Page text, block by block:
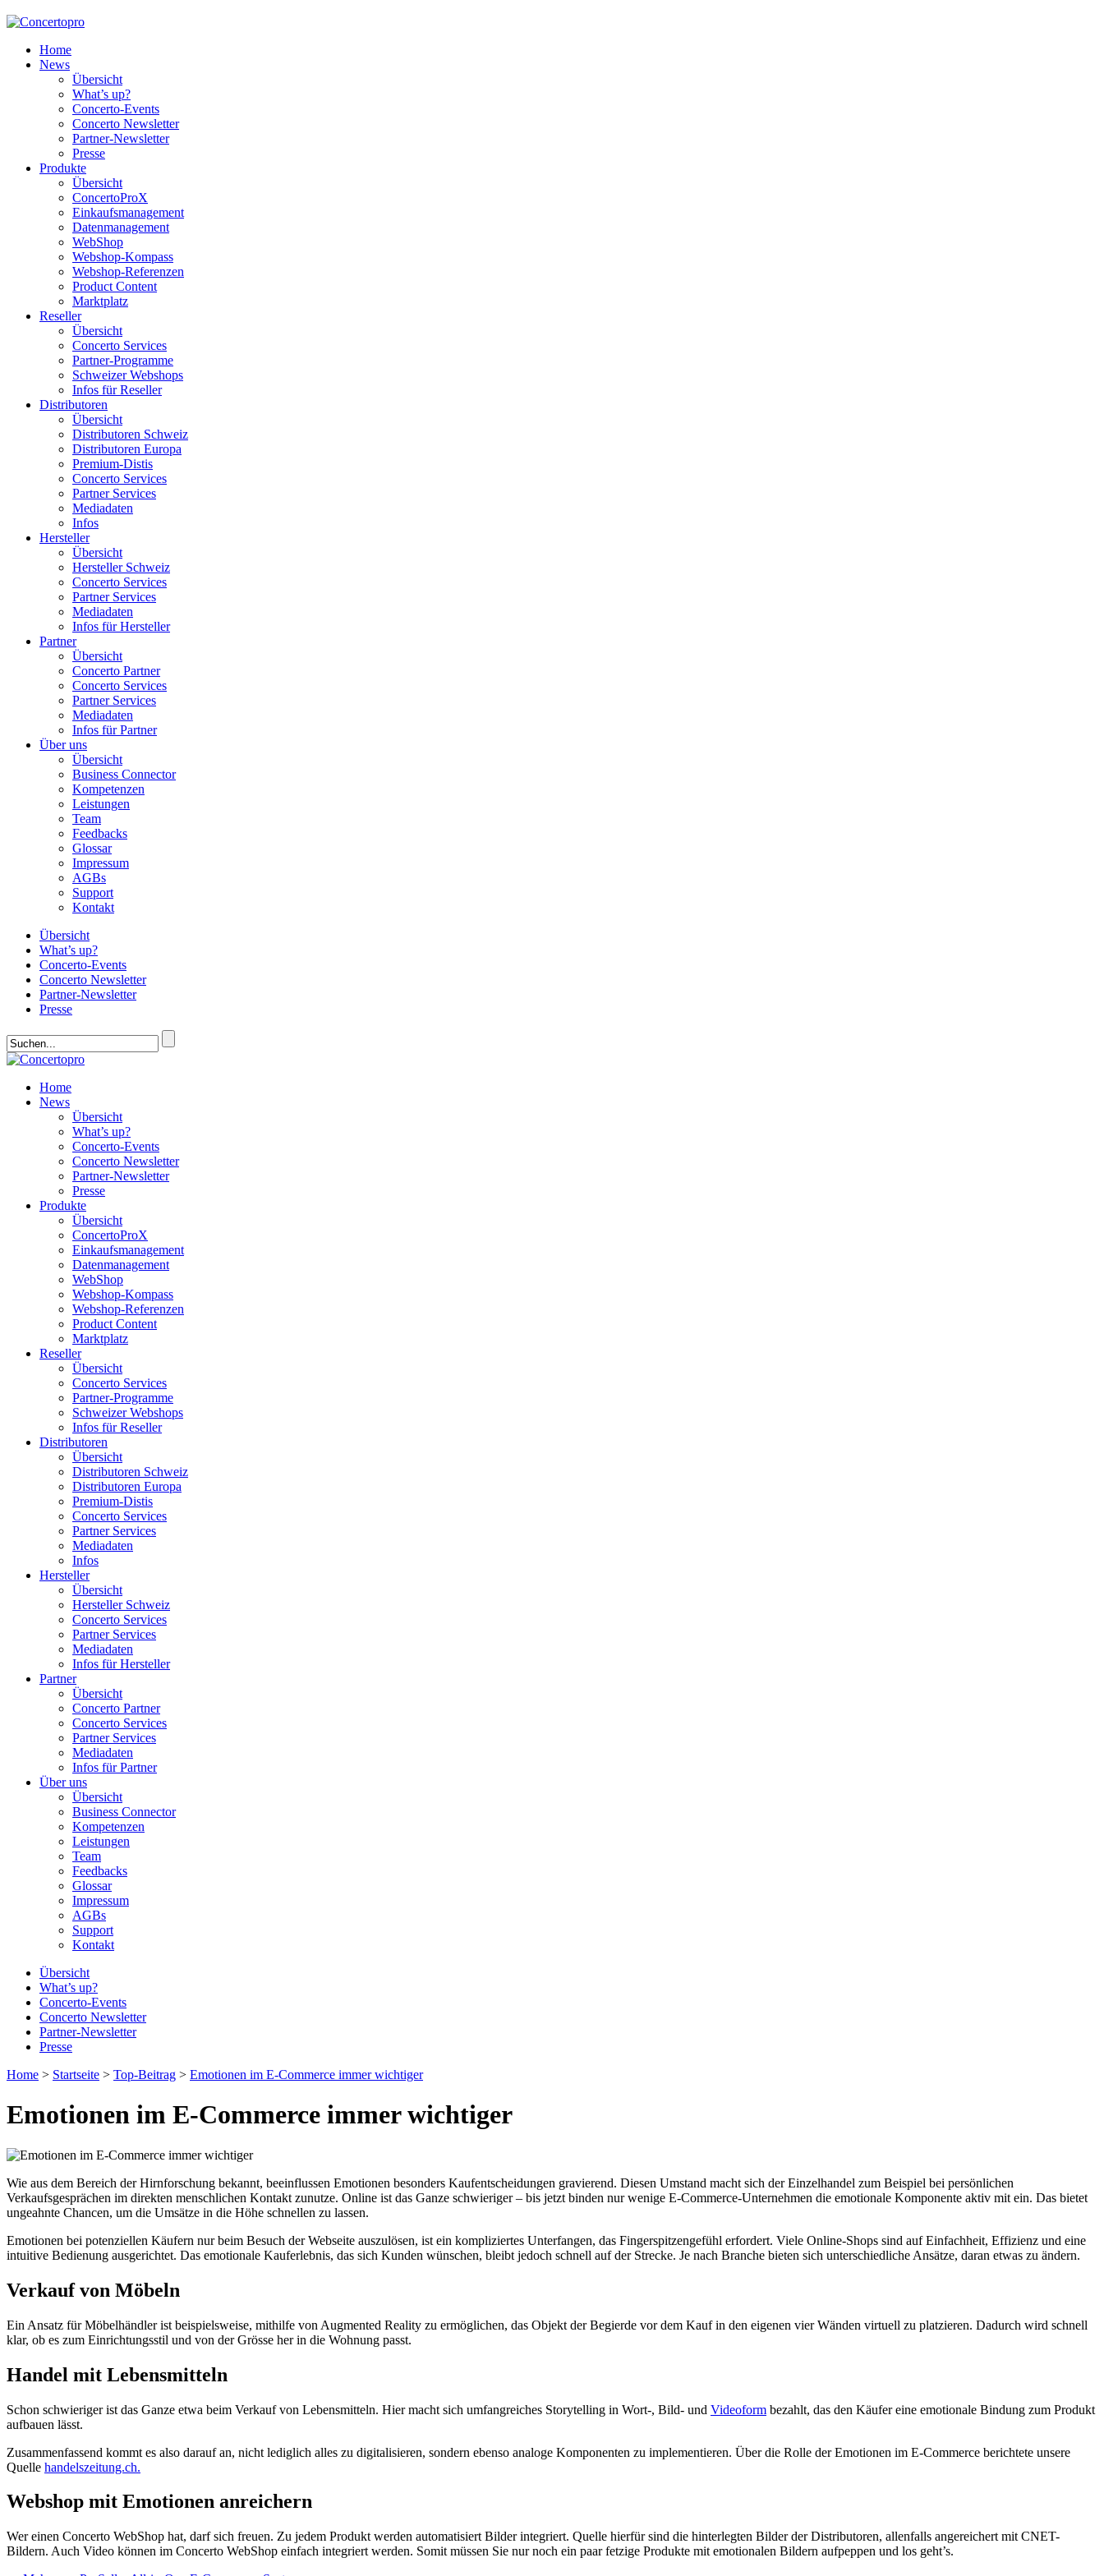
Home
News
Übersicht
What’s up?
Concerto-Events
Concerto Newsletter
Partner-Newsletter
Presse
Produkte
Übersicht
ConcertoProX
Einkaufsmanagement
Datenmanagement
WebShop
Webshop-Kompass
Webshop-Referenzen
Product Content
Marktplatz
Reseller
Übersicht
Concerto Services
Partner-Programme
Schweizer Webshops
Infos für Reseller
Distributoren
Übersicht
Distributoren Schweiz
Distributoren Europa
Premium-Distis
Concerto Services
Partner Services
Mediadaten
Infos
Hersteller
Übersicht
Hersteller Schweiz
Concerto Services
Partner Services
Mediadaten
Infos für Hersteller
Partner
Übersicht
Concerto Partner
Concerto Services
Partner Services
Mediadaten
Infos für Partner
Über uns
Übersicht
Business Connector
Kompetenzen
Leistungen
Team
Feedbacks
Glossar
Impressum
AGBs
Support
Kontakt
Übersicht
What’s up?
Concerto-Events
Concerto Newsletter
Partner-Newsletter
Presse
Home
News
Übersicht
What’s up?
Concerto-Events
Concerto Newsletter
Partner-Newsletter
Presse
Produkte
Übersicht
ConcertoProX
Einkaufsmanagement
Datenmanagement
WebShop
Webshop-Kompass
Webshop-Referenzen
Product Content
Marktplatz
Reseller
Übersicht
Concerto Services
Partner-Programme
Schweizer Webshops
Infos für Reseller
Distributoren
Übersicht
Distributoren Schweiz
Distributoren Europa
Premium-Distis
Concerto Services
Partner Services
Mediadaten
Infos
Hersteller
Übersicht
Hersteller Schweiz
Concerto Services
Partner Services
Mediadaten
Infos für Hersteller
Partner
Übersicht
Concerto Partner
Concerto Services
Partner Services
Mediadaten
Infos für Partner
Über uns
Übersicht
Business Connector
Kompetenzen
Leistungen
Team
Feedbacks
Glossar
Impressum
AGBs
Support
Kontakt
Übersicht
What’s up?
Concerto-Events
Concerto Newsletter
Partner-Newsletter
Presse
Home > Startseite > Top-Beitrag > Emotionen im E-Commerce immer wichtiger
Emotionen im E-Commerce immer wichtiger
Wie aus dem Bereich der Hirnforschung bekannt, beeinflussen Emotionen besonders Kaufentscheidungen gravierend. Diesen Umstand macht sich der Einzelhandel zum Beispiel bei persönlichen
Verkaufsgesprächen im direkten menschlichen Kontakt zunutze. Online ist das Ganze schwieriger – bis jetzt binden nur wenige E-Commerce-Unternehmen die emotionale Komponente aktiv mit ein. Das bietet
ungeahnte Chancen, um die Umsätze in die Höhe schnellen zu lassen.
Emotionen bei potenziellen Käufern nur beim Besuch der Webseite auszulösen, ist ein kompliziertes Unterfangen, das Fingerspitzengefühl erfordert. Viele Online-Shops sind auf Einfachheit, Effizienz und eine
intuitive Bedienung ausgerichtet. Das emotionale Kauferlebnis, das sich Kunden wünschen, bleibt jedoch schnell auf der Strecke. Je nach Branche bieten sich unterschiedliche Ansätze, daran etwas zu ändern.
Verkauf von Möbeln
Ein Ansatz für Möbelhändler ist beispielsweise, mithilfe von Augmented Reality zu ermöglichen, das Objekt der Begierde vor dem Kauf in den eigenen vier Wänden virtuell zu platzieren. Dadurch wird schnell
klar, ob es zum Einrichtungsstil und von der Grösse her in die Wohnung passt.
Handel mit Lebensmitteln
Schon schwieriger ist das Ganze etwa beim Verkauf von Lebensmitteln. Hier macht sich umfangreiches Storytelling in Wort-, Bild- und Videoform bezahlt, das den Käufer eine emotionale Bindung zum Produkt
aufbauen lässt.
Zusammenfassend kommt es also darauf an, nicht lediglich alles zu digitalisieren, sondern ebenso analoge Komponenten zu implementieren. Über die Rolle der Emotionen im E-Commerce berichtete unsere
Quelle handelszeitung.ch.
Webshop mit Emotionen anreichern
Wer einen Concerto WebShop hat, darf sich freuen. Zu jedem Produkt werden automatisiert Bilder integriert. Quelle hierfür sind die hinterlegten Bilder der Distributoren, allenfalls angereichert mit CNET-
Bildern. Auch Video können im Concerto WebShop einfach integriert werden. Somit müssen Sie nur noch ein paar fetzige Produkte mit emotionalen Bildern aufpeppen und los geht’s.